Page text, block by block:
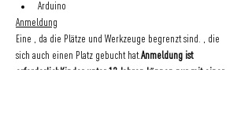
Arduino
Anmeldung
Eine , da die Plätze und Werkzeuge begrenzt sind. , die
sich auch einen Platz gebucht hat.Anmeldung ist
erforderlichKinder unter 12 Jahren können nur mit einer